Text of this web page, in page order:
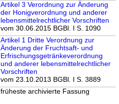
Artikel 3 Verordnung zur Änderung
der Honigverordnung und anderer
lebensmittelrechtlicher Vorschriften
vom 30.06.2015 BGBl. I S. 1090
Artikel 1 Dritte Verordnung zur
Änderung der Fruchtsaft- und
Erfrischungsgetränkeverordnung
und anderer lebensmittelrechtlicher
Vorschriften
vom 23.10.2013 BGBl. I S. 3889
früheste archivierte Fassung